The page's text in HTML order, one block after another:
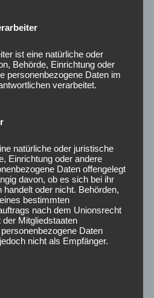
#Zusammenhalt
#Akzeptanz
#Gesundheitsförderung
ist eine natürliche oder
Behörde, Einrichtung oder
personenbezogene Daten im
verarbeitet.
natürliche oder juristische
Einrichtung oder andere
Daten offengelegt
davon, ob es sich bei ihr
handelt oder nicht. Behörden,
bestimmten
nach dem Unionsrecht
Mitgliedstaaten
Daten
nicht als Empfänger.